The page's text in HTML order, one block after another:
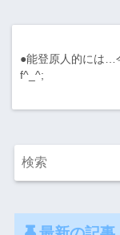
●能登原人的には…
f^_^;